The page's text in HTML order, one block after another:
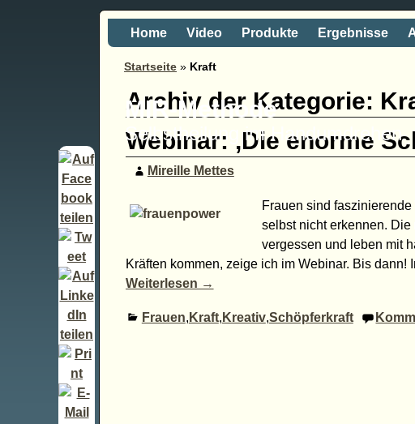
MIR-Methode
Selbstheilung im Handumdrehen
Home Video Produkte Ergebnisse
Startseite » Kraft
Archiv der Kategorie:
Webinar: ‚Die enorme
Mireille Mettes
Frauen sind
selbst nicht erkennen.
vergessen und leben mit
Kräften kommen, zeige ich im Webinar. Bis
Weiterlesen →
Frauen, Kraft, Kreativ,Schöpferkraft